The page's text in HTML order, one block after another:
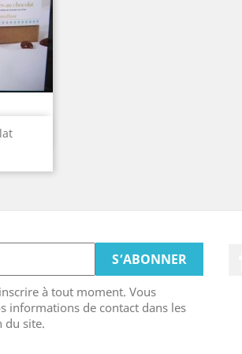
à tout moment. Vous
informations de contact dans les
du site.